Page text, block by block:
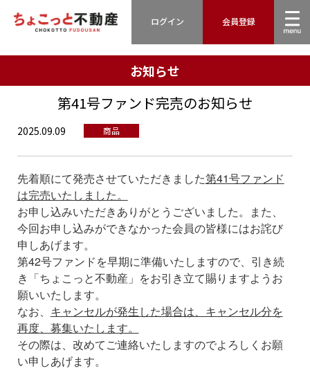
ログイン 会員登録
お知らせ
第41号ファンド完売のお知らせ
2025.09.09 商品
先着順にて発売させていただきました第41号ファンド
は完売いたしました。
お申し込みいただきありがとうございました。また、
今回お申し込みができなかった会員の皆様にはお詫び
申しあげます。
第42号ファンドを早期に準備いたしますので、引き続
き「ちょこっと不動産」をお引き立て賜りますようお
願いいたします。
なお、 キャンセルが発生した場合は、キャンセル分を
再度、募集いたします。
その際は、改めてご連絡いたしますのでよろしくお願
い申しあげます。